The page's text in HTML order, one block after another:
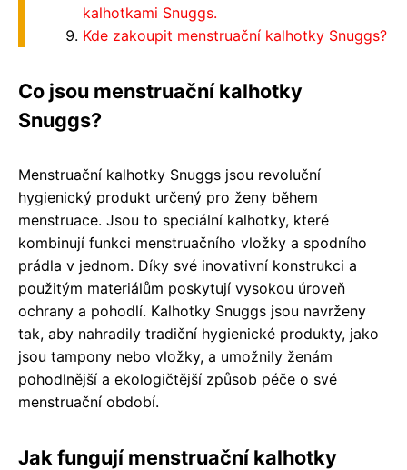
kalhotkami Snuggs.
Kde zakoupit menstruační kalhotky Snuggs?
Co jsou menstruační kalhotky
Snuggs?
Menstruační kalhotky Snuggs jsou revoluční
hygienický produkt určený pro ženy během
menstruace. Jsou to speciální kalhotky, které
kombinují funkci menstruačního vložky a spodního
prádla v jednom. Díky své inovativní konstrukci a
použitým materiálům poskytují vysokou úroveň
ochrany a pohodlí. Kalhotky Snuggs jsou navrženy
tak, aby nahradily tradiční hygienické produkty, jako
jsou tampony nebo vložky, a umožnily ženám
pohodlnější a ekologičtější způsob péče o své
menstruační období.
Jak fungují menstruační kalhotky